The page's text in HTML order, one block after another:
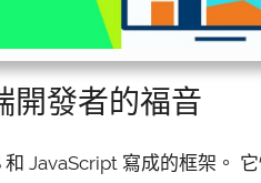
開發者的福音
JavaScript 寫成的框架。